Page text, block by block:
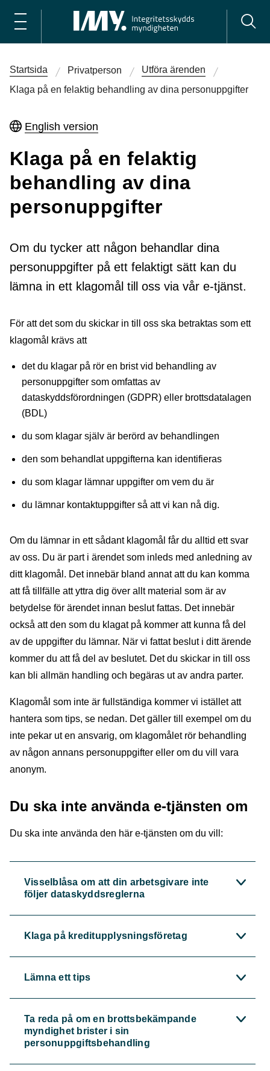
Startsida Privatperson
Utföra ärenden
Klaga på en felaktig behandling av dina personuppgifter
English version
Klaga på en felaktig
behandling av dina
personuppgifter
Om du tycker att någon behandlar dina
personuppgifter på ett felaktigt sätt kan du
lämna in ett klagomål till oss via vår e-tjänst.
För att det som du skickar in till oss ska betraktas som ett
klagomål krävs att
det du klagar på rör en brist vid behandling av
personuppgifter som omfattas av
dataskyddsförordningen (GDPR) eller brottsdatalagen
(BDL)
du som klagar själv är berörd av behandlingen
den som behandlat uppgifterna kan identifieras
du som klagar lämnar uppgifter om vem du är
du lämnar kontaktuppgifter så att vi kan nå dig.
Om du lämnar in ett sådant klagomål får du alltid ett svar
av oss. Du är part i ärendet som inleds med anledning av
ditt klagomål. Det innebär bland annat att du kan komma
att få tillfälle att yttra dig över allt material som är av
betydelse för ärendet innan beslut fattas. Det innebär
också att den som du klagat på kommer att kunna få del
av de uppgifter du lämnar. När vi fattat beslut i ditt ärende
kommer du att få del av beslutet. Det du skickar in till oss
kan bli allmän handling och begäras ut av andra parter.
Klagomål som inte är fullständiga kommer vi istället att
hantera som tips, se nedan. Det gäller till exempel om du
inte pekar ut en ansvarig, om klagomålet rör behandling
av någon annans personuppgifter eller om du vill vara
anonym.
Du ska inte använda e-tjänsten om
Du ska inte använda den här e-tjänsten om du vill:
Visselblåsa om att din arbetsgivare inte
följer dataskyddsreglerna
Klaga på kreditupplysningsföretag
Lämna ett tips
Ta reda på om en brottsbekämpande
myndighet brister i sin
personuppgiftsbehandling